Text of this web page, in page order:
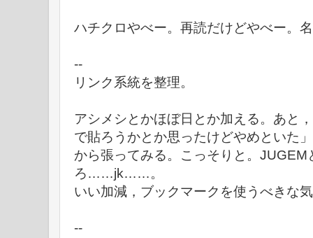
ハチクロやべー。再読だけどやべー。
--
リンク系統を整理。
アシメシとかほぼ日とか加える。あと
で貼ろうかとか思ったけどやめといた
から張ってみる。こっそりと。JUGEM
ろ……jk……。
いい加減，ブックマークを使うべきな
--